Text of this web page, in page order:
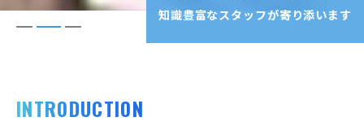
知識豊富なスタッフが寄り添います
INTRODUCTION